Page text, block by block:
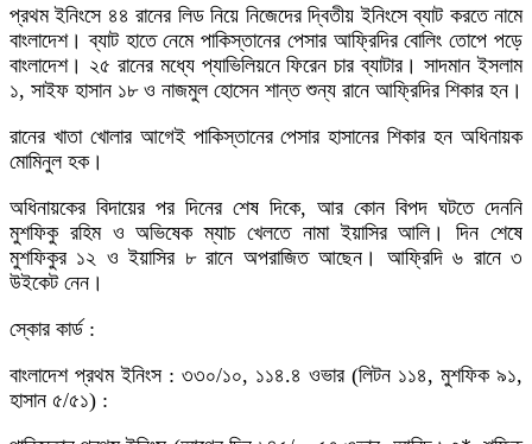
প্রথম ইনিংসে ৪৪ রানের লিড নিয়ে নিজেদের দ্বিতীয় ইনিংসে ব্যাট করতে নামে
বাংলাদেশ। ব্যাট হাতে নেমে পাকিস্তানের পেসার আফ্রিদির বোলিং তোপে পড়ে
বাংলাদেশ। ২৫ রানের মধ্যে প্যাভিলিয়নে ফিরেন চার ব্যাটার। সাদমান ইসলাম
১, সাইফ হাসান ১৮ ও নাজমুল হোসেন শান্ত শুন্য রানে আফ্রিদির শিকার হন।
রানের খাতা খোলার আগেই পাকিস্তানের পেসার হাসানের শিকার হন অধিনায়ক
মোমিনুল হক।
অধিনায়কের বিদায়ের পর দিনের শেষ দিকে, আর কোন বিপদ ঘটতে দেননি
মুশফিকু রহিম ও অভিষেক ম্যাচ খেলতে নামা ইয়াসির আলি। দিন শেষে
মুশফিকুর ১২ ও ইয়াসির ৮ রানে অপরাজিত আছেন। আফ্রিদি ৬ রানে ৩
উইকেট নেন।
স্কোর কার্ড :
বাংলাদেশ প্রথম ইনিংস : ৩৩০/১০, ১১৪.৪ ওভার (লিটন ১১৪, মুশফিক ৯১,
হাসান ৫/৫১) :